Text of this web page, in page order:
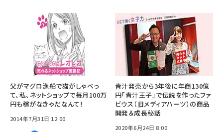
父がマグロ漁船で猫がしゃべっ
て、私、ネットショップで毎月100万
円も稼がなきゃだなんて！
2014年7月31日 12:00
青汁発売から3年後に年商130億
円「青汁王子」で伝説を作ったファ
ビウス（旧メディアハーツ）の商品
開発＆成長秘話
2020年6月24日 8:00